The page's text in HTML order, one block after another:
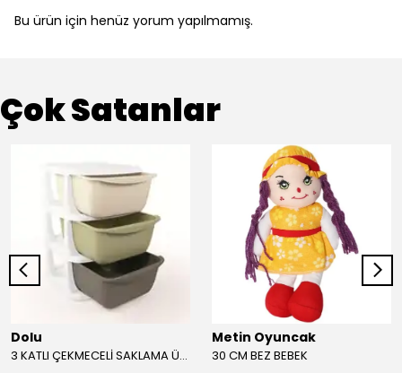
Bu ürün için henüz yorum yapılmamış.
Çok Satanlar
Dolu
3 KATLI ÇEKMECELİ SAKLAMA ÜNİTESİ
Metin Oyuncak
30 CM BEZ BEBEK